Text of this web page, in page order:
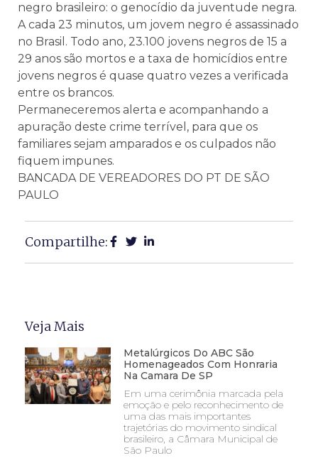
negro brasileiro: o genocídio da juventude negra.
A cada 23 minutos, um jovem negro é assassinado
no Brasil. Todo ano, 23.100 jovens negros de 15 a
29 anos são mortos e a taxa de homicídios entre
jovens negros é quase quatro vezes a verificada
entre os brancos.
Permaneceremos alerta e acompanhando a
apuração deste crime terrível, para que os
familiares sejam amparados e os culpados não
fiquem impunes.
BANCADA DE VEREADORES DO PT DE SÃO
PAULO
Compartilhe:
Veja Mais
Metalúrgicos Do ABC São
Homenageados Com Honraria
Na Camara De SP
Em uma cerimônia marcada pela
emoção e pelo reconhecimento de
uma das mais importantes
trajetórias do movimento sindical
brasileiro, a Câmara Municipal de
São Paulo